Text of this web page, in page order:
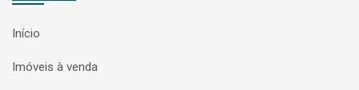
Início
Imóveis à venda